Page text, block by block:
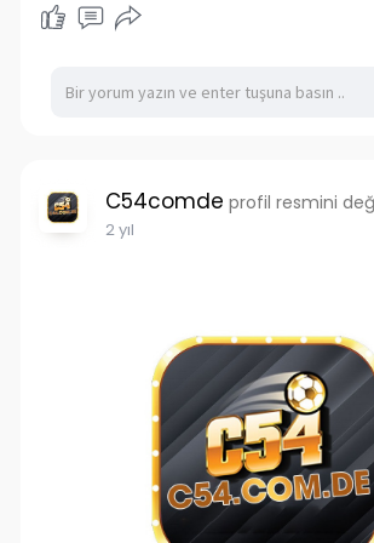
Email: c54comde@gmail.com
Tags:
#c54comde
C54comde profil resmini
2 yıl